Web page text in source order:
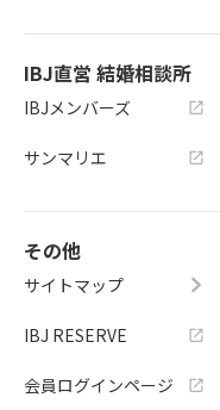
IBJ直営 結婚相談所
IBJメンバーズ
サンマリエ
その他
サイトマップ
IBJ RESERVE
会員ログインページ